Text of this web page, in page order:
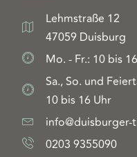
Lehmstraße 12
47059 Duisburg
Mo. - Fr.: 10 bis
Sa., So. und
10 bis 16 Uhr
0203 9355090